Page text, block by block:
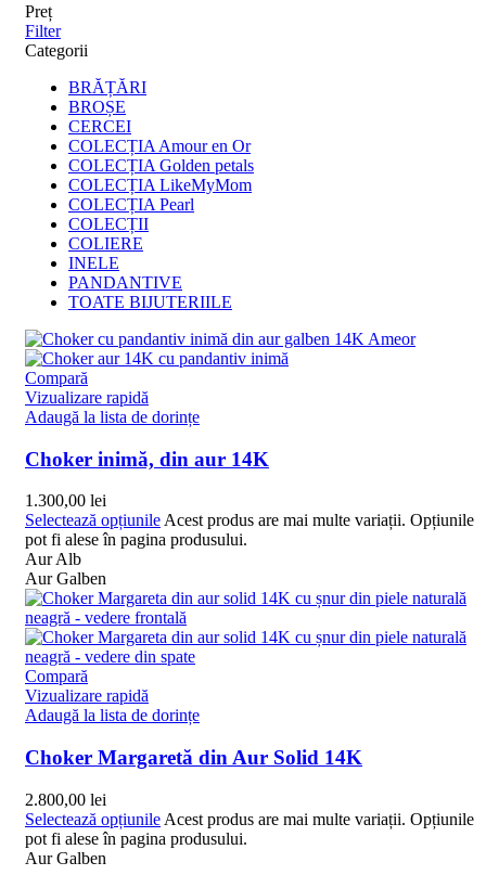
Preț
Filter
Categorii
BRĂȚĂRI
BROȘE
CERCEI
COLECȚIA Amour en Or
COLECȚIA Golden petals
COLECȚIA LikeMyMom
COLECȚIA Pearl
COLECȚII
COLIERE
INELE
PANDANTIVE
TOATE BIJUTERIILE
Compară
Vizualizare rapidă
Adaugă la lista de dorințe
Choker inimă, din aur 14K
1.300,00 lei
Selectează opțiunile Acest produs are mai multe variații. Opțiunile
pot fi alese în pagina produsului.
Aur Alb
Aur Galben
Compară
Vizualizare rapidă
Adaugă la lista de dorințe
Choker Margaretă din Aur Solid 14K
2.800,00 lei
Selectează opțiunile Acest produs are mai multe variații. Opțiunile
pot fi alese în pagina produsului.
Aur Galben